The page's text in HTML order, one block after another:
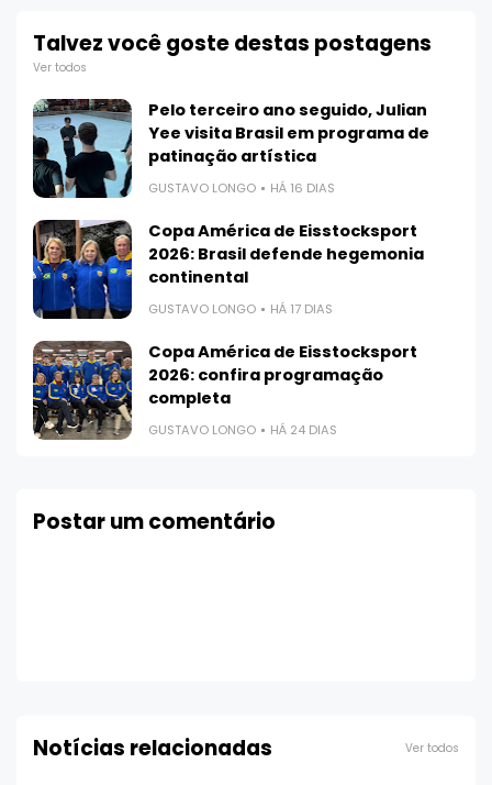
Talvez você goste destas postagens
Ver todos
Pelo terceiro ano seguido, Julian
Yee visita Brasil em programa de
patinação artística
GUSTAVO LONGO HÁ 16 DIAS
Copa América de Eisstocksport
2026: Brasil defende hegemonia
continental
GUSTAVO LONGO HÁ 17 DIAS
Copa América de Eisstocksport
2026: confira programação
completa
GUSTAVO LONGO HÁ 24 DIAS
Postar um comentário
Notícias relacionadas Ver todos